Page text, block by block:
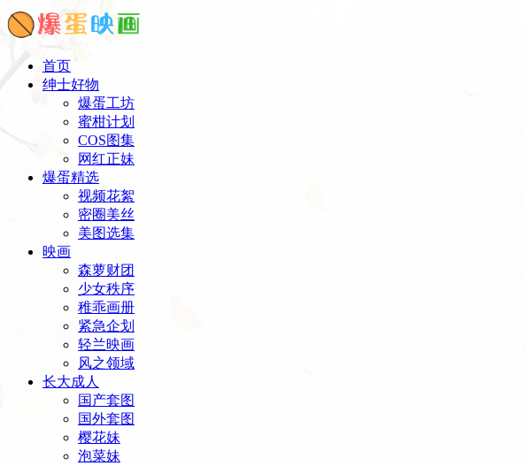
首页
绅士好物
爆蛋工坊
蜜柑计划
COS图集
网红正妹
爆蛋精选
视频花絮
密圈美丝
美图选集
映画
森萝财团
少女秩序
稚乖画册
紧急企划
轻兰映画
风之领域
长大成人
国产套图
国外套图
樱花妹
泡菜妹